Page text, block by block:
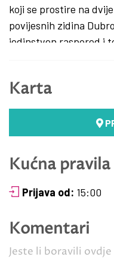
koji se prostire na
povijesnih zidina
jedinstven raspored i
idealnim izborom za
Ovaj šarmantni dom
Na prvoj etaži nalazi
blagovaonica,
obroka. Kuhinja je
filter kavu, tosterom i
vas vode do druge
Ovdje ćete pronaći
Karta
Kućna pravila
Prijava od: 15:00
Komentari
Jeste li boravili ovdje